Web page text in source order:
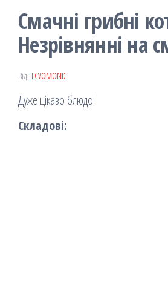
Смачні грибні
Незрівнянні на
Від FCVOMOND
Дуже цікаво блюдо!
Складові: